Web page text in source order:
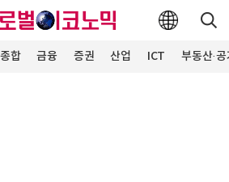
종합 금융 증권 산업 ICT 부동산·